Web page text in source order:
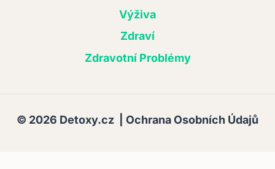
Výživa
Zdraví
Zdravotní Problémy
© 2026 Detoxy.cz | Ochrana Osobních Údajů